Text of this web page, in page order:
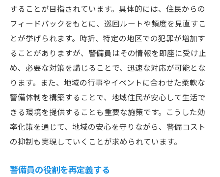
することが目指されています。具体的には、住民からの
フィードバックをもとに、巡回ルートや頻度を見直すこ
とが挙げられます。時折、特定の地区での犯罪が増加す
ることがありますが、警備員はその情報を即座に受け止
め、必要な対策を講じることで、迅速な対応が可能とな
ります。また、地域の行事やイベントに合わせた柔軟な
警備体制を構築することで、地域住民が安心して生活で
きる環境を提供することも重要な施策です。こうした効
率化策を通じて、地域の安心を守りながら、警備コスト
の抑制も実現していくことが求められています。
警備員の役割を再定義する